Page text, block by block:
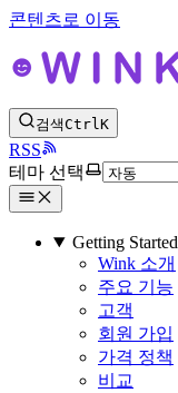
콘텐츠로 이동
검색CtrlK
RSS
테마 선택
Getting Started
Wink 소개
주요 기능
고객
회원 가입
가격 정책
비교